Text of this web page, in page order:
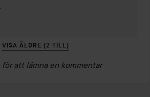
VISA ÄLDRE (2 TILL)
för att lämna en kommentar